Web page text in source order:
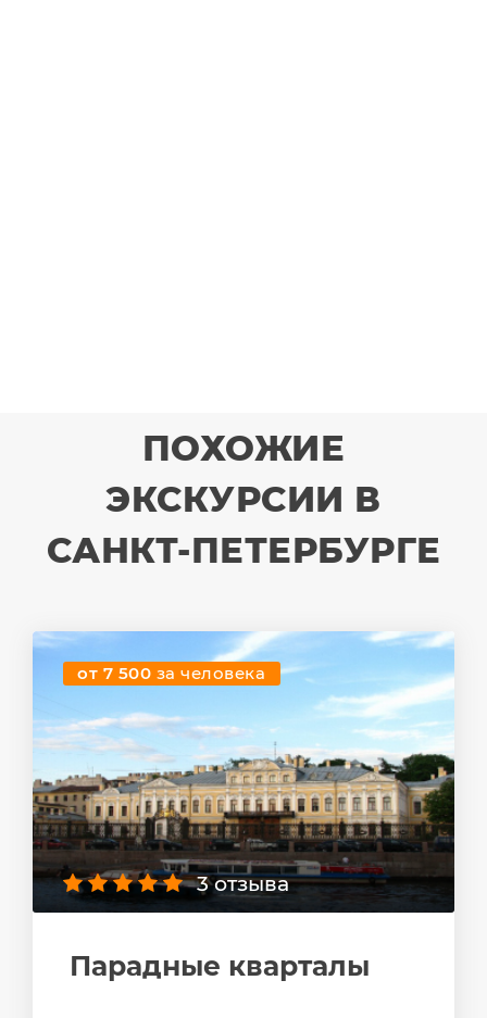
ПОХОЖИЕ
ЭКСКУРСИИ В
САНКТ-ПЕТЕРБУРГЕ
от 7 500 за человека
3 отзыва
Парадные кварталы